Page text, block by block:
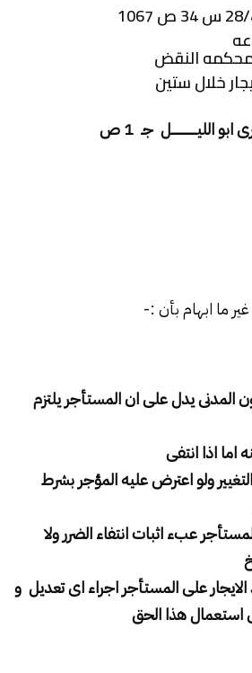
محكمه النقض
خلال ستين
جـ 1 ص
ما ابهام بأن :-
من القانون المدنى يدل على ان المستأجر يلتزم
اما اذا انتفى
ولو اعترض عليه المؤجر بشرط
عبء اثبات انتفاء الضرر ولا
على المستأجر اجراء اى تعديل و
استعمال هذا الحق